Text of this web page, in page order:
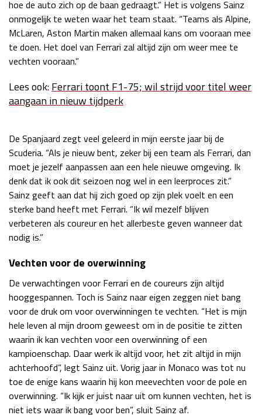
hoe de auto zich op de baan gedraagt.” Het is volgens Sainz
onmogelijk te weten waar het team staat. “Teams als Alpine,
McLaren, Aston Martin maken allemaal kans om vooraan mee
te doen. Het doel van Ferrari zal altijd zijn om weer mee te
vechten vooraan.”
Lees ook:Ferrari toont F1-75; wil strijd voor titel weer
aangaan in nieuw tijdperk
De Spanjaard zegt veel geleerd in mijn eerste jaar bij de
Scuderia. “Als je nieuw bent, zeker bij een team als Ferrari, dan
moet je jezelf aanpassen aan een hele nieuwe omgeving. Ik
denk dat ik ook dit seizoen nog wel in een leerproces zit.”
Sainz geeft aan dat hij zich goed op zijn plek voelt en een
sterke band heeft met Ferrari. “Ik wil mezelf blijven
verbeteren als coureur en het allerbeste geven wanneer dat
nodig is.”
Vechten voor de overwinning
De verwachtingen voor Ferrari en de coureurs zijn altijd
hooggespannen. Toch is Sainz naar eigen zeggen niet bang
voor de druk om voor overwinningen te vechten. “Het is mijn
hele leven al mijn droom geweest om in de positie te zitten
waarin ik kan vechten voor een overwinning of een
kampioenschap. Daar werk ik altijd voor, het zit altijd in mijn
achterhoofd”, legt Sainz uit. Vorig jaar in Monaco was tot nu
toe de enige kans waarin hij kon meevechten voor de pole en
overwinning. “Ik kijk er juist naar uit om kunnen vechten, het is
niet iets waar ik bang voor ben”, sluit Sainz af.